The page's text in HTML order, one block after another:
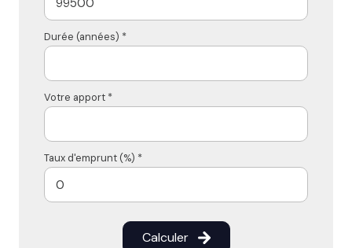
Durée (années) *
Votre apport *
Taux d'emprunt (%) *
Calculer